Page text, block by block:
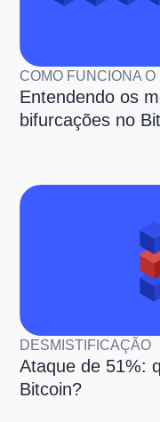
COMO FUNCIONA O
Entendendo os
bifurcações no
DESMISTIFICAÇÃO
Ataque de 51%:
Bitcoin?